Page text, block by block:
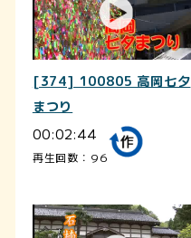
[374] 100805 高岡七夕
まつり
00:02:44
再生回数：96